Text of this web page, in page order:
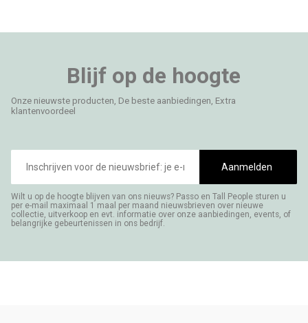
Blijf op de hoogte
Onze nieuwste producten, De beste aanbiedingen, Extra
klantenvoordeel
mailadres
Aanmelden
Wilt u op de hoogte blijven van ons nieuws? Passo en Tall People sturen u
per e-mail maximaal 1 maal per maand nieuwsbrieven over nieuwe
collectie, uitverkoop en evt. informatie over onze aanbiedingen, events, of
belangrijke gebeurtenissen in ons bedrijf.